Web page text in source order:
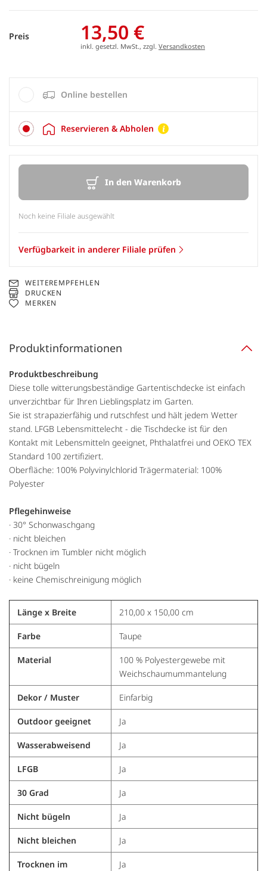
Preis 13,50 €
inkl. gesetzl. MwSt., zzgl. Versandkosten
Online bestellen
Reservieren & Abholen
In den Warenkorb
Noch keine Filiale ausgewählt
Verfügbarkeit in anderer Filiale prüfen
WEITEREMPFEHLEN
DRUCKEN
MERKEN
Produktinformationen
Produktbeschreibung
Diese tolle witterungsbeständige Gartentischdecke ist einfach
unverzichtbar für Ihren Lieblingsplatz im Garten.
Sie ist strapazierfähig und rutschfest und hält jedem Wetter
stand. LFGB Lebensmittelecht - die Tischdecke ist für den
Kontakt mit Lebensmitteln geeignet, Phthalatfrei und OEKO TEX
Standard 100 zertifiziert.
Oberfläche: 100% Polyvinylchlorid Trägermaterial: 100%
Polyester
Pflegehinweise
· 30° Schonwaschgang
· nicht bleichen
· Trocknen im Tumbler nicht möglich
· nicht bügeln
· keine Chemischreinigung möglich
Länge x Breite 210,00 x 150,00 cm
Farbe Taupe
Material
100 % Polyestergewebe mit
Weichschaumummantelung
Dekor / Muster Einfarbig
Outdoor geeignet Ja
Wasserabweisend Ja
LFGB Ja
30 Grad Ja
Nicht bügeln Ja
Nicht bleichen Ja
Trocknen im Ja